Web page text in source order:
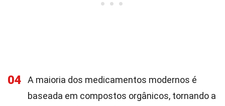
04
A maioria dos medicamentos modernos é
baseada em compostos orgânicos, tornando a